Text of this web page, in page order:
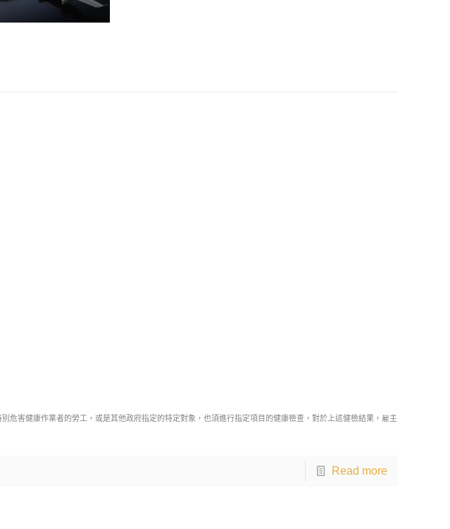
害健康作業者的勞工，或是其他政府指定的特定對象，也須進行指定項目的健康檢查，對於上述健檢結果，雇主
Read more